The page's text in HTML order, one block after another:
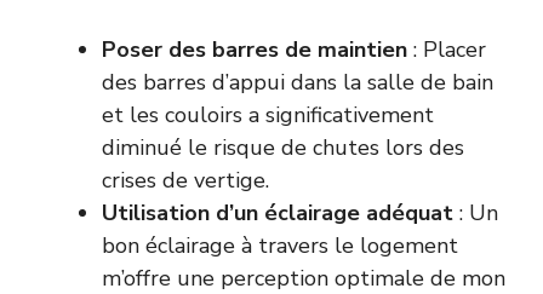
Poser des barres de maintien : Placer
des barres d’appui dans la salle de bain
et les couloirs a significativement
diminué le risque de chutes lors des
crises de vertige.
Utilisation d’un éclairage adéquat : Un
bon éclairage à travers le logement
m’offre une perception optimale de mon